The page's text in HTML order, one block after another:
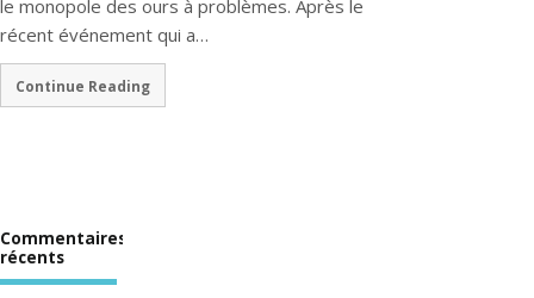
le monopole des ours à problèmes. Après le
récent événement qui a…
Continue Reading
Commentaires
récents